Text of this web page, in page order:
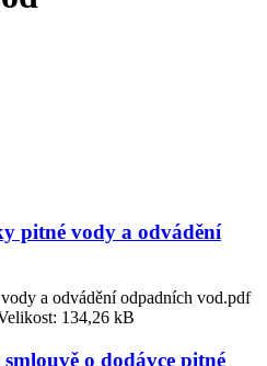
pitné vody a odvádění
a odvádění odpadních vod.pdf
134,26 kB
o dodávce pitné